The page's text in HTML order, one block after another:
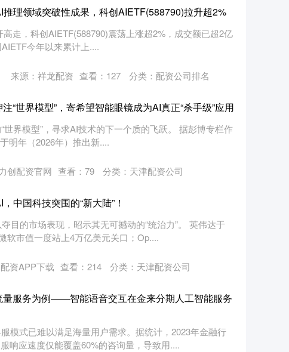
理领域突破性成果，科创AIETF(588790)拉升超2%
走，科创AIETF(588790)震荡上涨超2%，成交额已超2亿
今年以来累计上....
来源：祥龙配资 查看： 127 分类： 配资公司排名
“世界模型”，寄希望智能眼镜成为AI真正“杀手级”应用
界模型”，寻求AI技术的下一个质的飞跃。 据彭博专栏作
明年（2026年）推出新....
创配资官网 查看： 79 分类： 天津配资公司
中国科技突围的“新大陆”！
目的市场表现，昭示其无可撼动的“统治力”。 英伟达于
软市值一度站上4万亿美元关口；Op....
资APP下载 查看： 214 分类： 天津配资公司
量服务为例——智能语音交互在金来分期人工智能服务
模式已难以满足海量用户需求。据统计，2023年金融行
响应速度仅能覆盖60%的咨询量，导致用....